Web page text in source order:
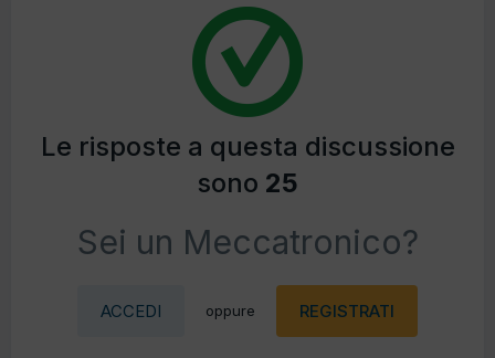
Le risposte a questa discussione
sono 25
Sei un Meccatronico?
ACCEDI oppure REGISTRATI